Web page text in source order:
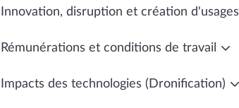
Innovation, disruption et création d'usages
Rémunérations et conditions de travail
Impacts des technologies (Dronification)